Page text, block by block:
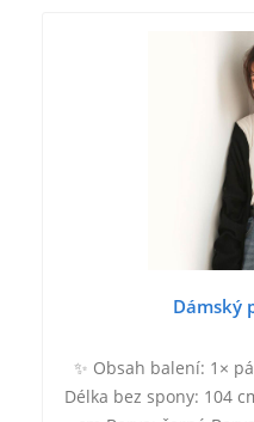
Dámský
✨ Obsah balení: 1×
Délka bez spony: 104